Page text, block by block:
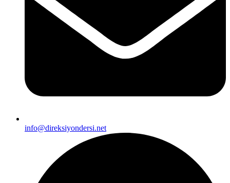
info@direksiyondersi.net